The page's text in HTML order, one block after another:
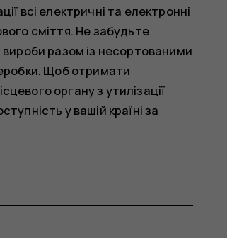
всі електричні та електронні
сміття. Не забудьте
разом із несортованими
Щоб отримати
органу з утилізації
у вашій країні за